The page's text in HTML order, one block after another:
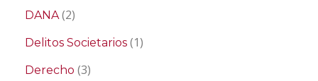
DANA(2)
Delitos Societarios (1)
Derecho (3)